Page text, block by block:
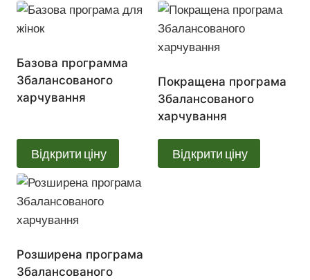
Базова программа
Збалансованого
харчування
Відкрити ціну
Покращена програма
Збалансованого
харчування
Відкрити ціну
Розширена програма
Збалансованого